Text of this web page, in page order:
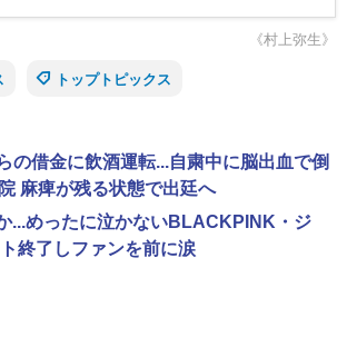
《村上弥生》
トップトピックス
の借金に飲酒運転...自粛中に脳出血で倒
麻痺が残る状態で出廷へ
...めったに泣かないBLACKPINK・ジ
終了しファンを前に涙